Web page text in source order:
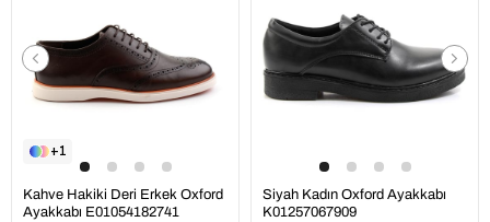
1
Kahve Hakiki Deri Erkek Oxford
Ayakkabı E01054182741
Siyah Kadın Oxford Ayakkabı
K01257067909